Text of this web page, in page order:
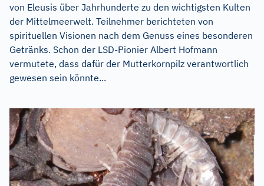
von Eleusis über Jahrhunderte zu den wichtigsten Kulten
der Mittelmeerwelt. Teilnehmer berichteten von
spirituellen Visionen nach dem Genuss eines besonderen
Getränks. Schon der LSD-Pionier Albert Hofmann
vermutete, dass dafür der Mutterkornpilz verantwortlich
gewesen sein könnte...